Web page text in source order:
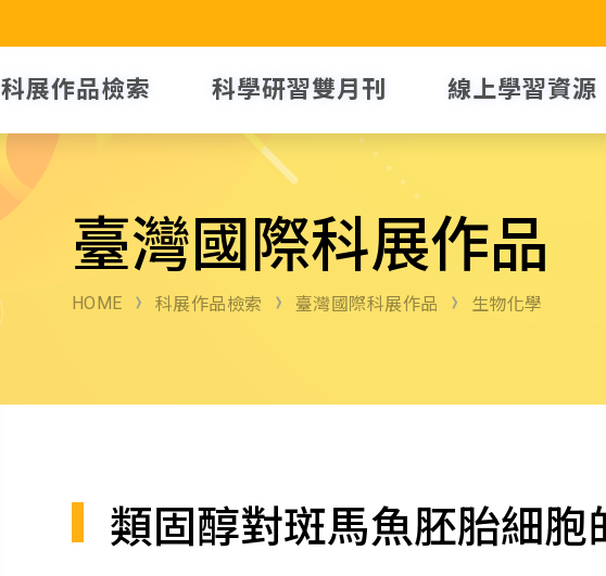
科展作品檢索 科學研習雙月刊 線上學習資源
臺灣國際科展作品
HOME 科展作品檢索 臺灣國際科展作品 生物化學
類固醇對斑馬魚胚胎細胞